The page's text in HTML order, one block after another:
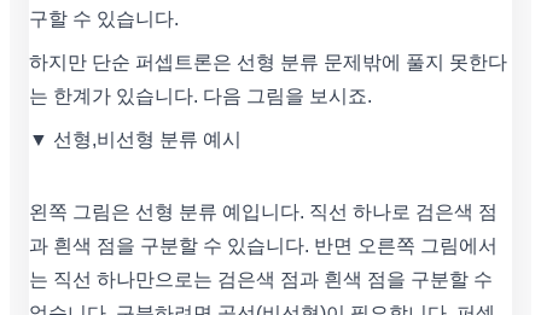
구할 수 있습니다.
하지만 단순 퍼셉트론은 선형 분류 문제밖에 풀지 못한다
는 한계가 있습니다. 다음 그림을 보시죠.
▼ 선형,비선형 분류 예시
왼쪽 그림은 선형 분류 예입니다. 직선 하나로 검은색 점
과 흰색 점을 구분할 수 있습니다. 반면 오른쪽 그림에서
는 직선 하나만으로는 검은색 점과 흰색 점을 구분할 수